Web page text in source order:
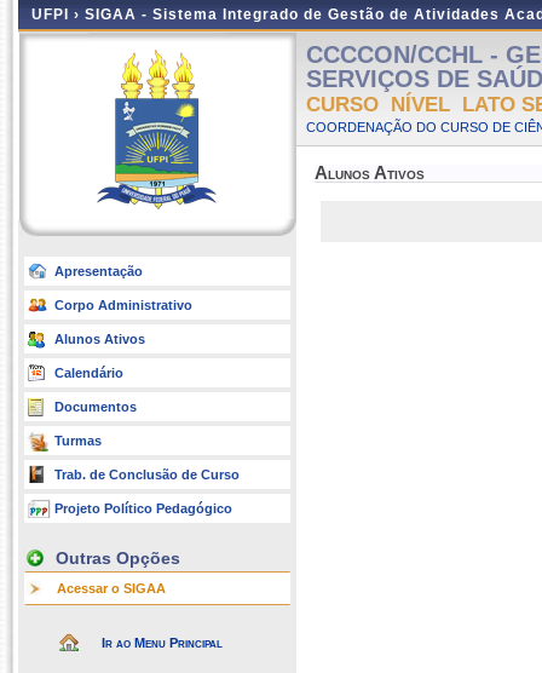
UFPI › SIGAA - Sistema Integrado de Gestão de Atividades
Apresentação
Corpo Administrativo
Alunos Ativos
Calendário
Documentos
Turmas
Trab. de Conclusão de Curso
Projeto Político Pedagógico
Outras Opções
Acessar o SIGAA
Ir ao Menu Principal
CCCCON/CCHL -
SERVIÇOS DE
CURSO NÍVEL LATO
COORDENAÇÃO DO CURSO DE
Alunos Ativos